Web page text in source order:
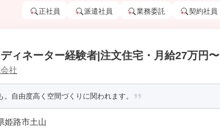
正社員 派遣社員 業務委託 契約社員
ィネーター経験者|注文住宅・月給27万円〜
社
。自由度高く空間づくりに関われます。
姫路市土山